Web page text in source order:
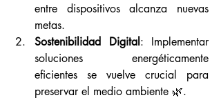
entre dispositivos alcanza nuevas
metas.
Sostenibilidad Digital : Implementar
soluciones energéticamente
eficientes se vuelve crucial para
preservar el medio ambiente 🌿.